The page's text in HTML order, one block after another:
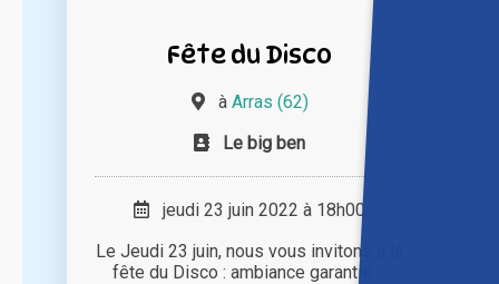
Fête du Disco
à Arras (62)
Le big ben
jeudi 23 juin 2022 à 18h00
Le Jeudi 23 juin, nous vous invitons à la
fête du Disco : ambiance garantie ...